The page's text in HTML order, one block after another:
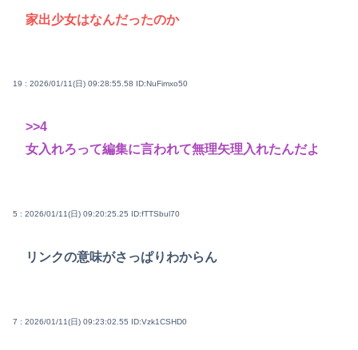
家出少女はなんだったのか
19 : 2026/01/11(日) 09:28:55.58 ID:NuFimxo50
>>4
女入れろって編集に言われて無理矢理入れたんだよ
5 : 2026/01/11(日) 09:20:25.25 ID:fTTSbul70
リンクの意味がさっぱりわからん
7 : 2026/01/11(日) 09:23:02.55 ID:Vzk1CSHD0